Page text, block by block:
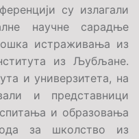
су излагали
научне сарадње
истраживања из
из Љубљане.
и универзитета, на
и представници
и образовања
за школство из